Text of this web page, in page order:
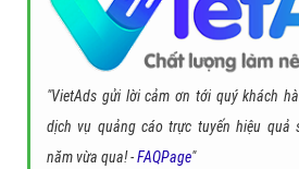
"VietAds gửi lời cảm ơn tới quý khách
dịch vụ quảng cáo trực tuyến hiệu quả
năm vừa qua! -FAQPage"